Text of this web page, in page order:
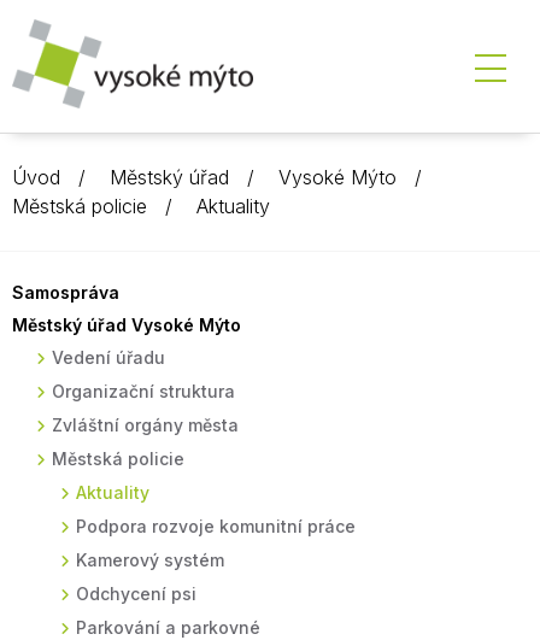
Úvod Městský úřad
Vysoké Mýto
Městská policie
Aktuality
Samospráva
Městský úřad Vysoké Mýto
Vedení úřadu
Organizační struktura
Zvláštní orgány města
Městská policie
Aktuality
Podpora rozvoje komunitní práce
Kamerový systém
Odchycení psi
Parkování a parkovné